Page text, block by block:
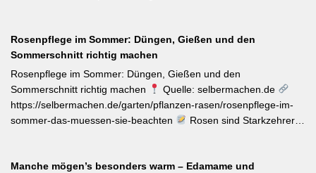
bayerische Gärtnereien erhältlich. Wer auf regional empfohlene
Pflanzen setzen möchte, liegt mit diesen beiden Sorten für Balkon
und Nutzgarten genau richtig.
hier. Weiterlesen bei MDR-Garten
Rosenpflege im Sommer: Düngen, Gießen und den
Sommerschnitt richtig machen
Rosenpflege im Sommer: Düngen, Gießen und den
Sommerschnitt richtig machen
Quelle: selbermachen.de
https://selbermachen.de/garten/pflanzen-rasen/rosenpflege-im-
sommer-das-muessen-sie-beachten
Rosen sind Starkzehrer –
bis Mitte Juli abgeschlossen sein, damit sich die Pflanzen auf die
Manche mögen’s besonders warm – Edamame und